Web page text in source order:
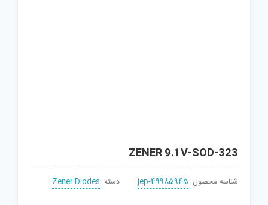
ZENER 9.1V-SOD-323
شناسه محصول: jep-49985945 دسته: Zener Diodes